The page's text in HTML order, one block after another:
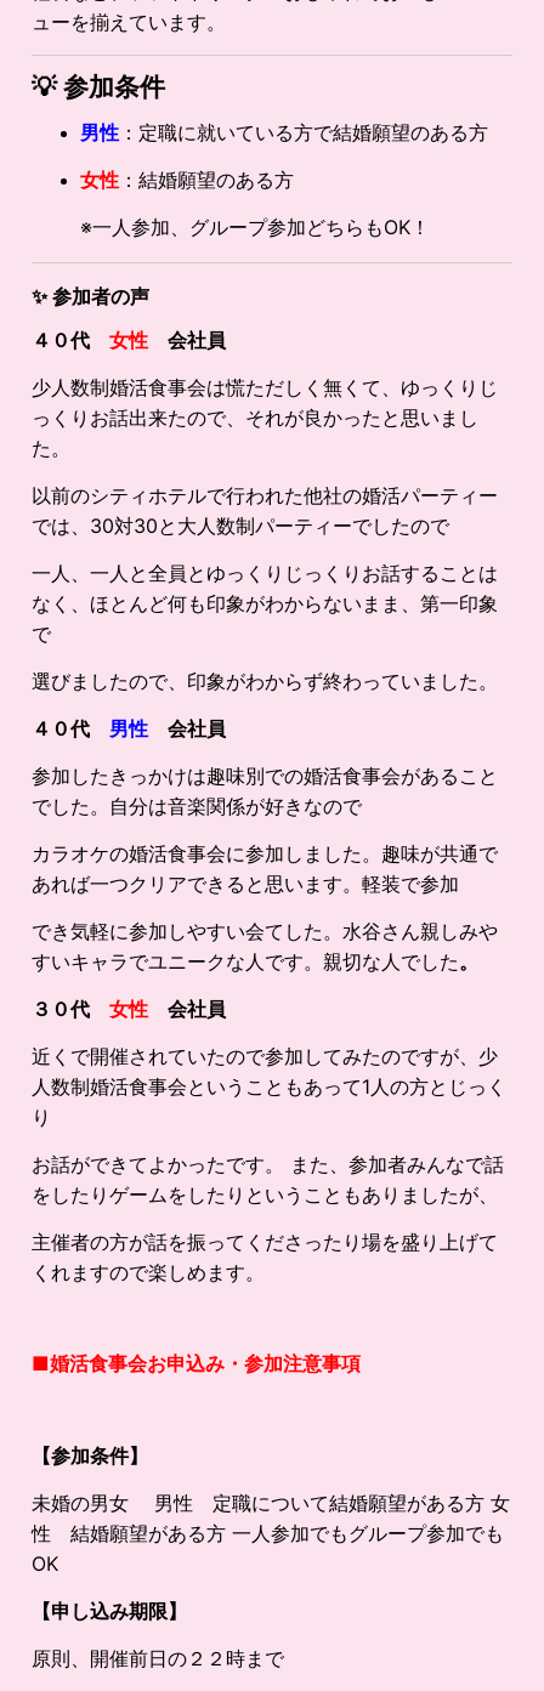
ューを揃えています。
💡参加条件
男性 ：定職に就いている方で結婚願望のある方
女性 ：結婚願望のある方
※一人参加、グループ参加どちらもOK！
✨参加者の声
４０代 女性 会社員
少人数制婚活食事会は慌ただしく無くて、ゆっくりじ
っくりお話出来たので、それが良かったと思いまし
た。
以前のシティホテルで行われた他社の婚活パーティー
では、30対30と大人数制パーティーでしたので
一人、一人と全員とゆっくりじっくりお話することは
なく、ほとんど何も印象がわからないまま、第一印象
で
選びましたので、印象がわからず終わっていました。
４０代 男性 会社員
参加したきっかけは趣味別での婚活食事会があること
でした。自分は音楽関係が好きなので
カラオケの婚活食事会に参加しました。趣味が共通で
あれば一つクリアできると思います。軽装で参加
でき気軽に参加しやすい会てした。水谷さん親しみや
すいキャラでユニークな人です。親切な人でした。
３０代 女性 会社員
近くで開催されていたので参加してみたのですが、少
人数制婚活食事会ということもあって1人の方とじっく
り
お話ができてよかったです。 また、参加者みんなで話
をしたりゲームをしたりということもありましたが、
主催者の方が話を振ってくださったり場を盛り上げて
くれますので楽しめます。
■婚活食事会お申込み・参加注意事項
【参加条件】
未婚の男女 男性 定職について結婚願望がある方 女
性 結婚願望がある方 一人参加でもグループ参加でも
OK
【申し込み期限】
原則、開催前日の２２時まで